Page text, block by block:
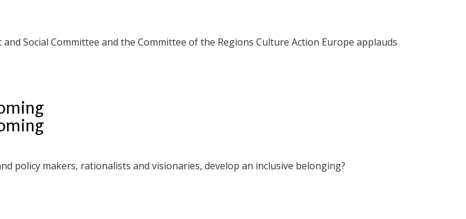
Social Committee and the Committee of the Regions Culture Action Europe applauds
policy makers, rationalists and visionaries, develop an inclusive belonging?